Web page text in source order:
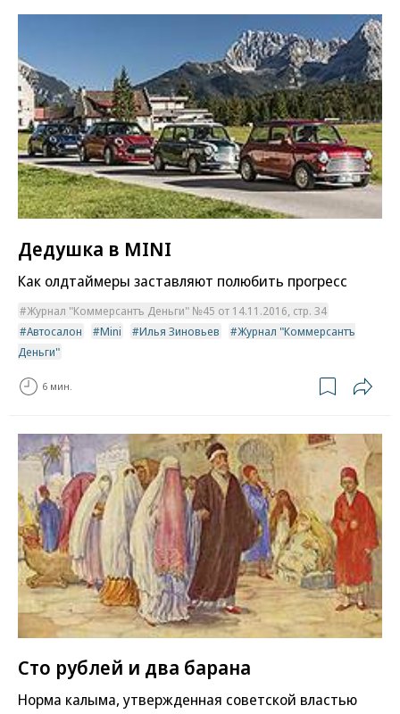
Дедушка в MINI
Как олдтаймеры заставляют полюбить прогресс
Журнал "Коммерсантъ Деньги" №45 от 14.11.2016, стр. 34
Автосалон
Mini Илья Зиновьев
Журнал "Коммерсантъ
Деньги"
6 мин.
Сто рублей и два барана
Норма калыма, утвержденная советской властью